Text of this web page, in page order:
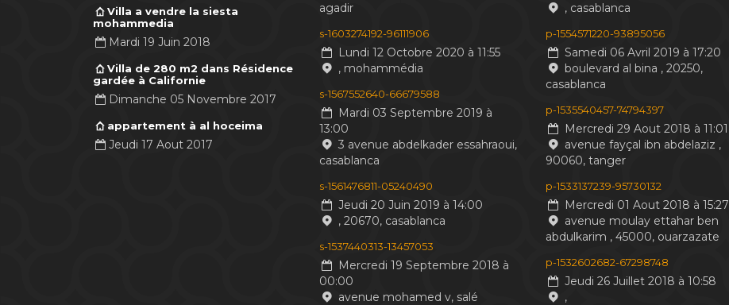
Villa a vendre la siesta
mohammedia
Mardi 19 Juin 2018
Villa de 280 m2 dans Résidence
gardée à Californie
Dimanche 05 Novembre 2017
appartement à al hoceima
Jeudi 17 Aout 2017
agadir
s-1603274192-96111906
Lundi 12 Octobre 2020 à 11:55
, mohammédia
s-1567552640-66679588
Mardi 03 Septembre 2019 à
13:00
3 avenue abdelkader essahraoui,
casablanca
s-1561476811-05240490
Jeudi 20 Juin 2019 à 14:00
, 20670, casablanca
s-1537440313-13457053
Mercredi 19 Septembre 2018 à
00:00
avenue mohamed v, salé
, casablanca
p-1554571220-93895056
Samedi 06 Avril 2019 à 17:20
boulevard al bina , 20250,
casablanca
p-1535540457-74794397
Mercredi 29 Aout 2018 à 11:01
avenue fayçal ibn abdelaziz ,
90060, tanger
p-1533137239-95730132
Mercredi 01 Aout 2018 à 15:27
avenue moulay ettahar ben
abdulkarim , 45000, ouarzazate
p-1532602682-67298748
Jeudi 26 Juillet 2018 à 10:58
,